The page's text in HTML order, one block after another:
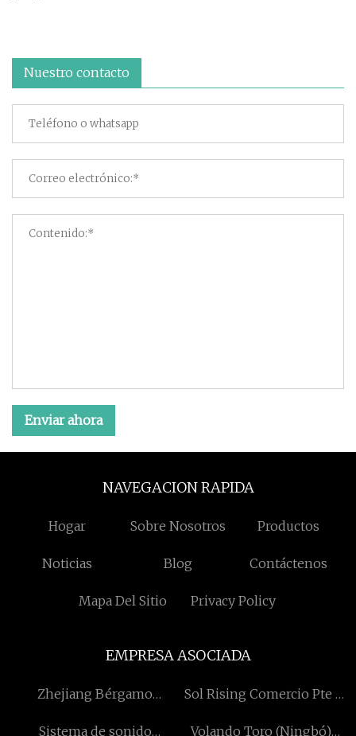
Nuestro contacto
Enviar ahora
NAVEGACION RAPIDA
Hogar Sobre Nosotros Productos
Noticias Blog Contáctenos
Mapa Del Sitio Privacy Policy
EMPRESA ASOCIADA
Zhejiang Bérgamo
Sol Rising Comercio Pte .
Sistema de sonido
Volando Toro (Ningbó)